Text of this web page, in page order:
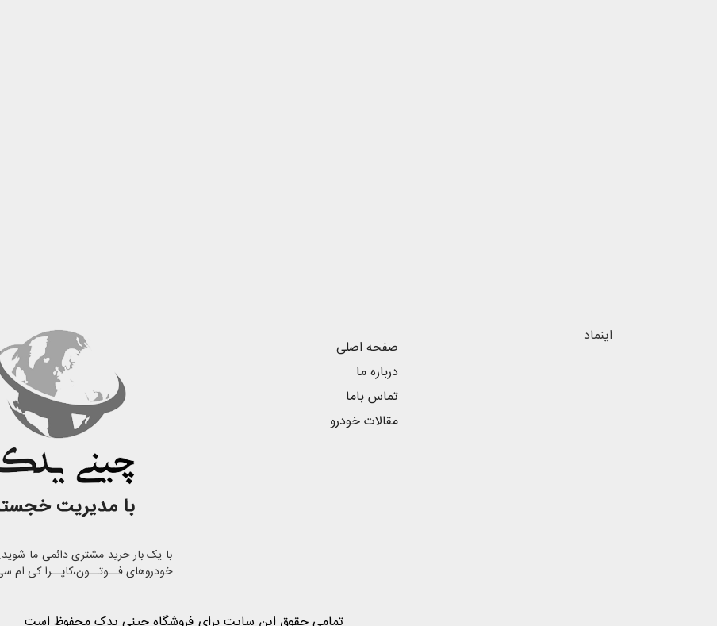
اینماد
صفحه اصلی
درباره ما
تماس باما
مقالات خودرو
خودروهای فــوتــون،کاپــرا کی ام